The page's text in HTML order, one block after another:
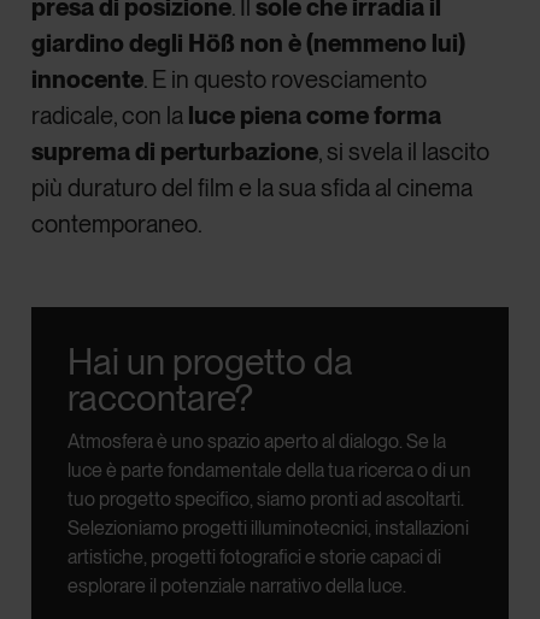
presa di posizione. Ilsole che irradia il
giardino degli Höß non è (nemmeno lui)
innocente. E in questo rovesciamento
radicale, con la luce piena come forma
suprema di perturbazione, si svela il lascito
più duraturo del film e la sua sfida al cinema
contemporaneo.
Hai un progetto da
raccontare?
Atmosfera è uno spazio aperto al dialogo.Se la
luce è parte fondamentale della tua ricerca o di un
tuo progetto specifico, siamo pronti ad ascoltarti.
Selezioniamo progetti illuminotecnici, installazioni
artistiche, progetti fotografici e storie capaci di
esplorare il potenziale narrativo della luce.